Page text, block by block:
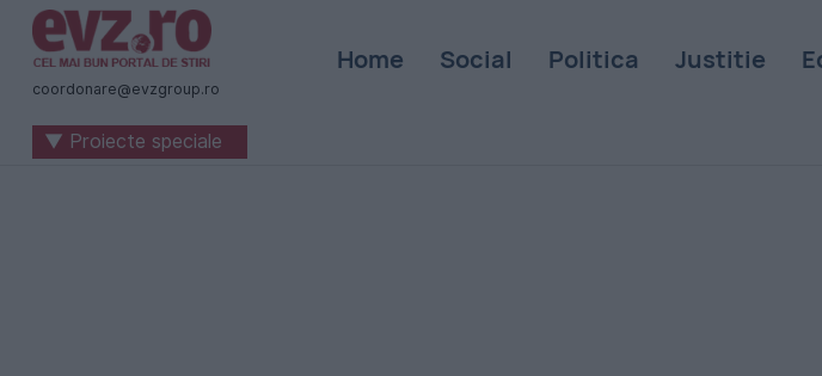
Știri
naționale
internaționale
coordonare@evzgroup.ro
Home Social Politica Justitie
▼ Proiecte speciale